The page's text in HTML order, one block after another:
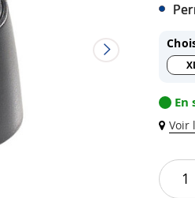
En
Voir
1